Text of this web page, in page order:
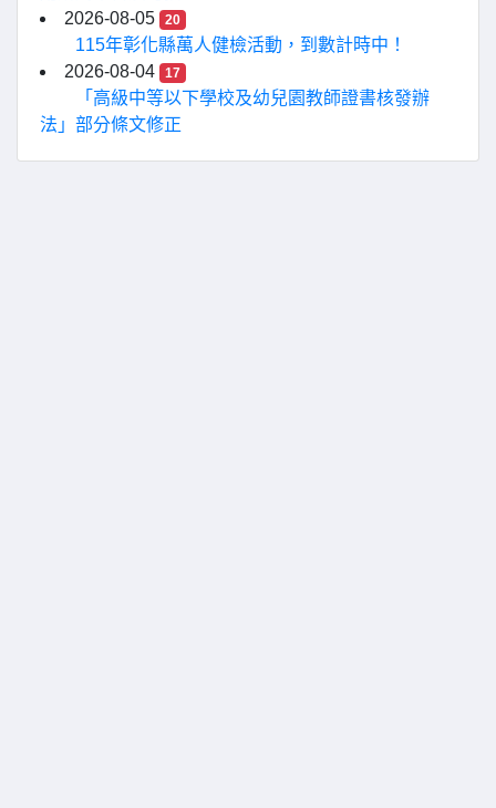
2026-08-05
20
115年彰化縣萬人健檢活動，到數計時中！
2026-08-04
17
「高級中等以下學校及幼兒園教師證書核發辦
法」部分條文修正